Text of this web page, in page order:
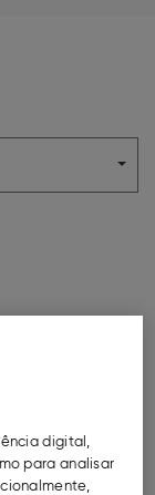
digital,
para analisar